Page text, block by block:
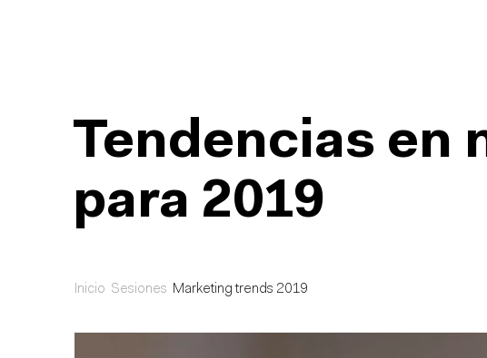
Tendencias en
para 2019
Inicio Sesiones Marketing trends 2019